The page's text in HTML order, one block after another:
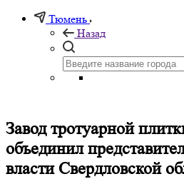
Тюмень
Назад
Завод тротуарной
объединил
власти Свердловской